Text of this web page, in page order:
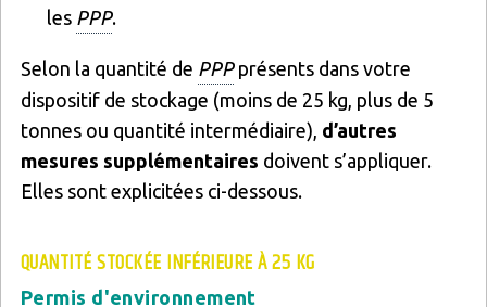
les PPP.
Selon la quantité de PPPprésents dans votre
dispositif de stockage (moins de 25 kg, plus de 5
tonnes ou quantité intermédiaire), d’autres
mesures supplémentaires doivent s’appliquer.
Elles sont explicitées ci-dessous.
QUANTITÉ STOCKÉE INFÉRIEURE À 25 KG
Permis d'environnement